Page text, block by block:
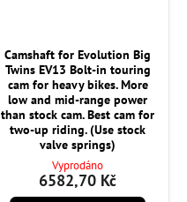
Camshaft for Evolution Big
Twins EV13 Bolt-in touring
cam for heavy bikes. More
low and mid-range power
than stock cam. Best cam for
two-up riding. (Use stock
valve springs)
Vyprodáno
6582,70 Kč